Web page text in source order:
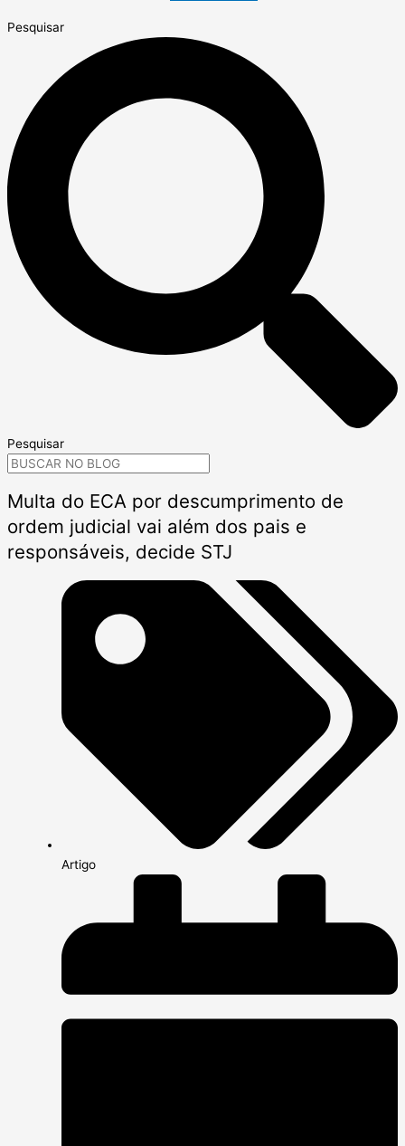
Pesquisar
Pesquisar
Multa do ECA por descumprimento de
ordem judicial vai além dos pais e
responsáveis, decide STJ
Artigo